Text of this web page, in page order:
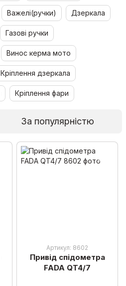
Важелі(ручки) Дзеркала
Газові ручки
Винос керма мото
Кріплення дзеркала
Кріплення фари
За популярністю
Артикул: 8602
Привід спідометра
FADA QT4/7